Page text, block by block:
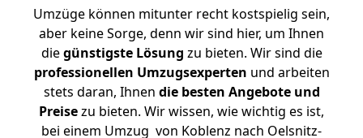
Umzüge können mitunter recht kostspielig sein,
aber keine Sorge, denn wir sind hier, um Ihnen
diegünstigste Lösung zu bieten. Wir sind die
professionellen Umzugsexperten und arbeiten
stets daran, Ihnen die besten Angebote und
Preisezu bieten. Wir wissen, wie wichtig es ist,
bei einem Umzug von Koblenz nach Oelsnitz-